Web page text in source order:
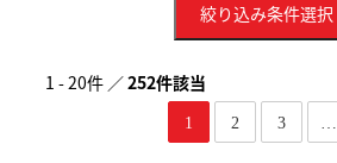
絞り込み条件選択
1 - 20件 ／252件該当
1 2 3 …